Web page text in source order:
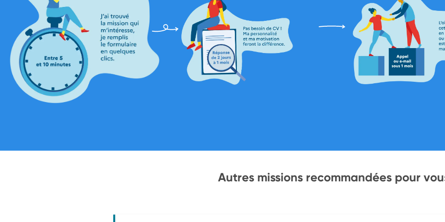
Autres missions recommandées pour